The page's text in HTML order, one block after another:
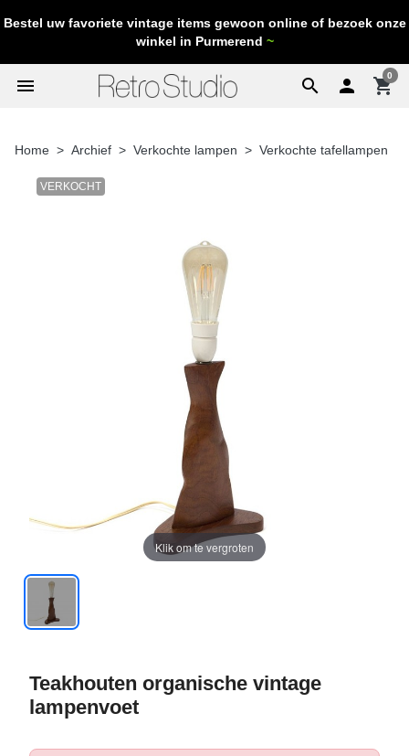
Bestel uw favoriete vintage items gewoon online of bezoek onze
winkel in Purmerend ~
search
menu  shopping_cart
0
Home Archief Verkochte lampen Verkochte tafellampen
VERKOCHT
Klik om te vergroten
Teakhouten organische vintage
lampenvoet